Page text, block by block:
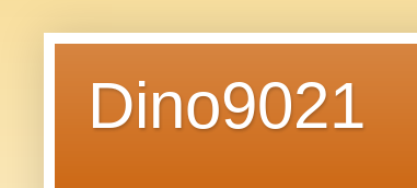
Dino9021